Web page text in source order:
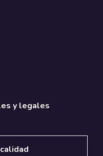
y legales